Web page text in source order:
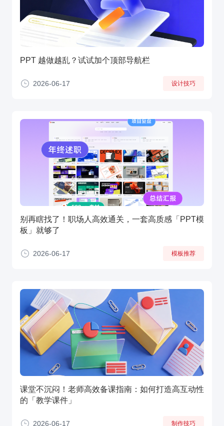
PPT 越做越乱？试试加个顶部导航栏
2026-06-17 设计技巧
别再瞎找了！职场人高效通关，一套高质感「PPT模
板」就够了
2026-06-17 模板推荐
课堂不沉闷！老师高效备课指南：如何打造高互动性
的「教学课件」
2026-06-17 制作技巧